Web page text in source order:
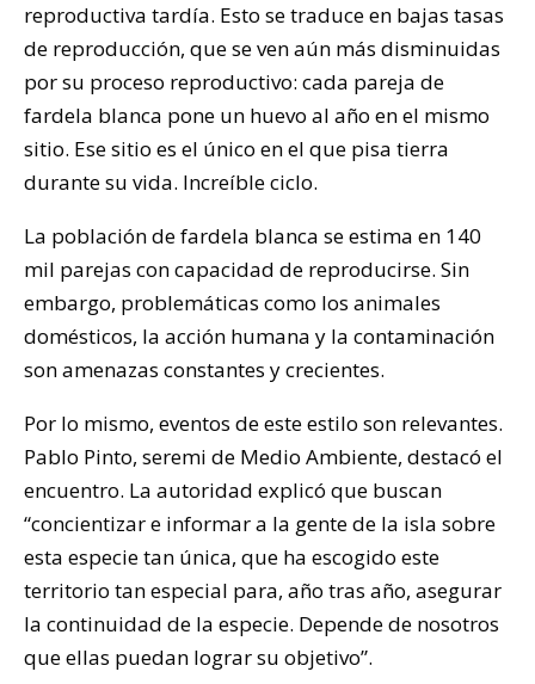
reproductiva tardía. Esto se traduce en bajas tasas
de reproducción, que se ven aún más disminuidas
por su proceso reproductivo: cada pareja de
fardela blanca pone un huevo al año en el mismo
sitio. Ese sitio es el único en el que pisa tierra
durante su vida. Increíble ciclo.
La población de fardela blanca se estima en 140
mil parejas con capacidad de reproducirse. Sin
embargo, problemáticas como los animales
domésticos, la acción humana y la contaminación
son amenazas constantes y crecientes.
Por lo mismo, eventos de este estilo son relevantes.
Pablo Pinto, seremi de Medio Ambiente, destacó el
encuentro. La autoridad explicó que buscan
“concientizar e informar a la gente de la isla sobre
esta especie tan única, que ha escogido este
territorio tan especial para, año tras año, asegurar
la continuidad de la especie. Depende de nosotros
que ellas puedan lograr su objetivo”.